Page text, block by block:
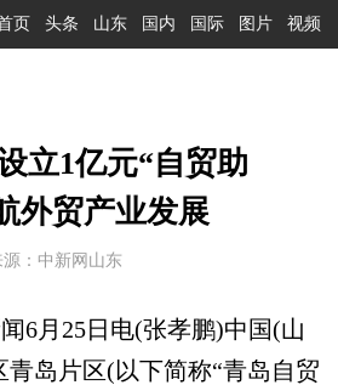
页 头条 山东 国内 国际 图片 视频
立1亿元“自贸助
外贸产业发展
：中新网山东
月25日电(张孝鹏)中国(山
岛片区(以下简称“青岛自贸